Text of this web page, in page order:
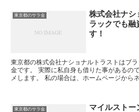
東京都のサラ金
株式会社ナシ
ラックでも融
す！
東京都の株式会社ナショナルトラストはブ
金です。 実際に私自身も借りた事があるの
メします。 私の場合は、ホームページから
東京都のサラ金
マイルストー